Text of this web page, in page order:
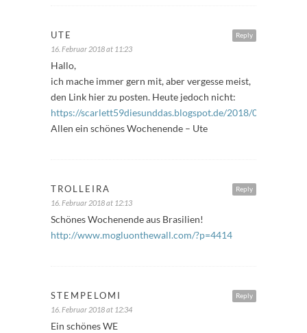
Reply
UTE
16. Februar 2018 at 11:23
Hallo,
ich mache immer gern mit, aber vergesse meist,
den Link hier zu posten. Heute jedoch nicht:
https://scarlett59diesunddas.blogspot.de/2018/02/
Allen ein schönes Wochenende – Ute
Reply
TROLLEIRA
16. Februar 2018 at 12:13
Schönes Wochenende aus Brasilien!
http://www.mogluonthewall.com/?p=4414
Reply
STEMPELOMI
16. Februar 2018 at 12:34
Ein schönes WE